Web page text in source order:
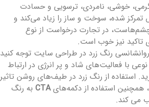
گرمی، خوشی، نامردی، ترسویی و حسادت
شده، سوخت و‌ ساز را زیاد می‌کند و
در تجارت درخواست از نوع
تاکید نیز خوب است.
رنگ زرد در طراحی سایت توجه کنید
با فعالیت‌های شاد و پر انرژی در ارتباط
استفاده از رنگ زرد در طیف‌های روشن تاثیر
همچنین استفاده از دکمه‌هایCTAبه رنگ
می کند.